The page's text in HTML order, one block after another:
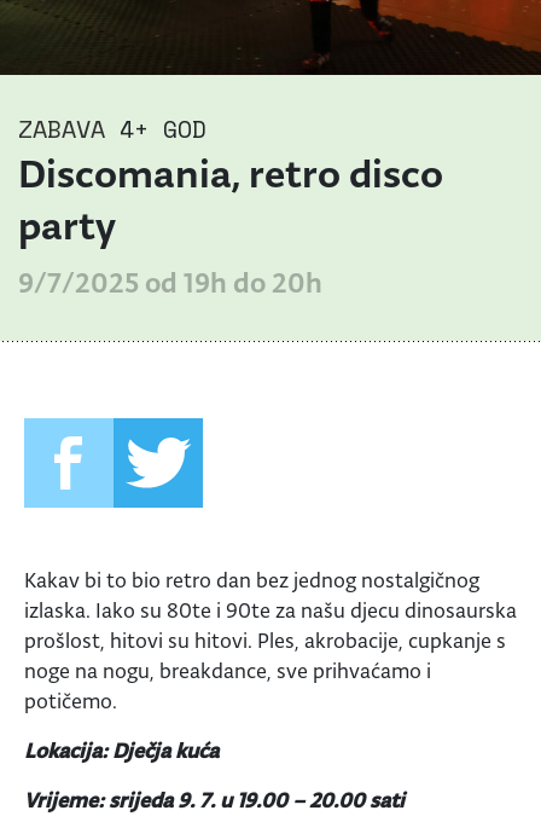
ZABAVA 4+ GOD
Discomania, retro disco
party
9/7/2025 od 19h do 20h
Kakav bi to bio retro dan bez jednog nostalgičnog
izlaska. Iako su 80te i 90te za našu djecu dinosaurska
prošlost, hitovi su hitovi. Ples, akrobacije, cupkanje s
noge na nogu, breakdance, sve prihvaćamo i
potičemo.
Lokacija: Dječja kuća
Vrijeme: srijeda 9. 7. u 19.00 – 20.00sati